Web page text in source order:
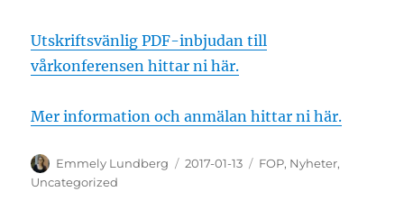
Utskriftsvänlig PDF-inbjudan till
vårkonferensen hittar ni här.
Mer information och anmälan hittar ni här.
Författare
Emmely Lundberg
Publicerat
2017-01-13 Kategorier
FOP, Nyheter,
Uncategorized